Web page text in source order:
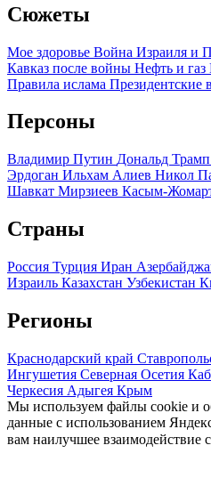
Сюжеты
Мое здоровье Война Израиля и
Кавказ после войны Нефть и газ
Правила ислама Президентские
Персоны
Владимир Путин Дональд Трамп
Эрдоган Ильхам Алиев Никол
Шавкат Мирзиеев Касым-
Страны
Россия Турция Иран
Израиль Казахстан Узбекистан
Регионы
Краснодарский край
Ингушетия Северная Осетия
Черкесия Адыгея Крым
Мы используем файлы cookie и
данные с использованием
вам наилучшее взаимодействие